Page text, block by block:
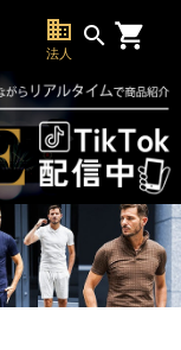
business
法人
search